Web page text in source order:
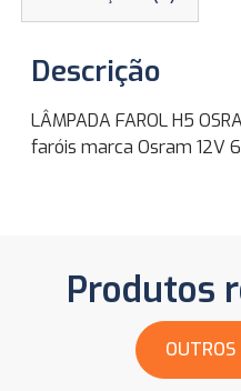
Descrição
LÂMPADA FAROL H5
faróis marca Osram 12V
Produtos